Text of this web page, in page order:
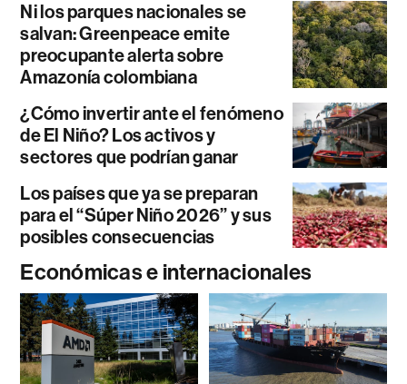
Ni los parques nacionales se
salvan: Greenpeace emite
preocupante alerta sobre
Amazonía colombiana
¿Cómo invertir ante el fenómeno
de El Niño? Los activos y
sectores que podrían ganar
Los países que ya se preparan
para el “Súper Niño 2026” y sus
posibles consecuencias
Económicas e internacionales